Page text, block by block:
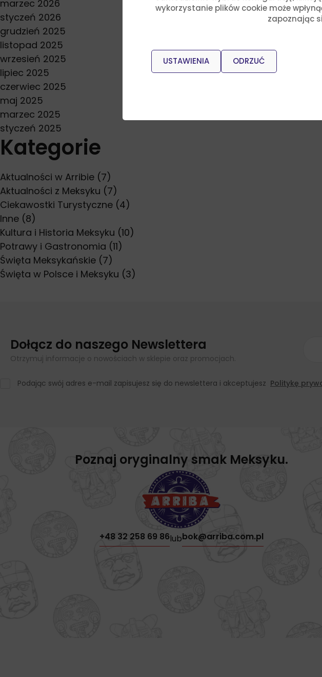
wykorzystanie plików cookie może
zapoznając
ODRZUĆ
USTAWIENIA
marzec 2026
styczeń 2026
grudzień 2025
listopad 2025
wrzesień 2025
lipiec 2025
czerwiec 2025
maj 2025
marzec 2025
styczeń 2025
Kategorie
Aktualności w Arribie (7)
Aktualności z Meksyku (7)
Ciekawostki Turystyczne (4)
Inne (8)
Kultura i Historia Meksyku (10)
Potrawy i Gastronomia (11)
Święta Meksykańskie (7)
Święta w Polsce i Meksyku (3)
Dołącz do naszego Newslettera
Otrzymuj informacje o nowościach w sklepie oraz promocjach.
Podając swój adres e-mail zapisujesz się do newslettera i akceptujesz Politykę
Poznaj oryginalny smak Meksyku.
+48 32 258 69 86lubbok@arriba.com.pl